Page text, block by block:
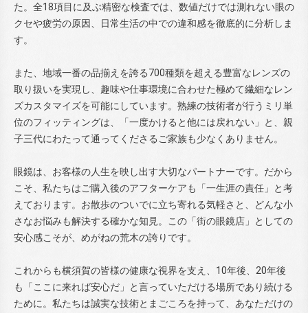
た。全18項目に及ぶ精密な検査では、数値だけでは測れない眼の
クセや疲労の原因、日常生活の中での違和感を徹底的に分析しま
す。
また、地域一番の品揃えを誇る700種類を超える豊富なレンズの
取り扱いを実現し、趣味や仕事環境に合わせた極めて繊細なレン
ズカスタマイズを可能にしています。熟練の技術者が行うミリ単
位のフィッティングは、「一度かけると他には戻れない」と、親
子三代にわたって通ってくださるご家族も少なくありません。
眼鏡は、お客様の人生を映し出す大切なパートナーです。だから
こそ、私たちはご購入後のアフターケアも「一生涯の責任」と考
えております。お散歩のついでに立ち寄れる気軽さと、どんな小
さなお悩みも解決する確かな知見。この「街の眼鏡店」としての
安心感こそが、めがねの荒木の誇りです。
これからも横須賀の皆様の健康な視界を支え、10年後、20年後
も「ここに来れば安心だ」と言っていただける場所であり続ける
ために。私たちは誠実な技術とまごころを持って、あなただけの